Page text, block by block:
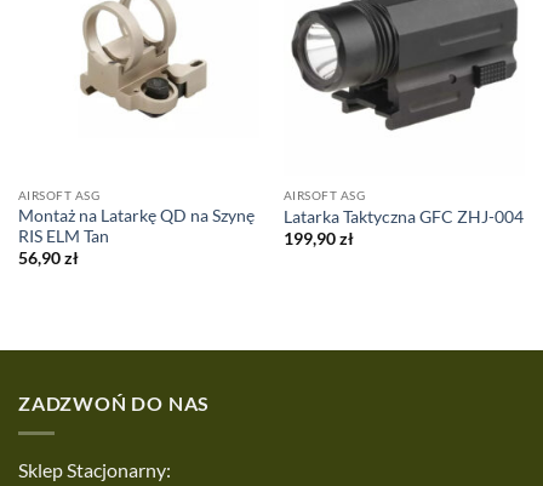
AIRSOFT ASG
Montaż na Latarkę QD na Szynę
RIS ELM Tan
56,90zł
AIRSOFT ASG
Latarka Taktyczna GFC ZHJ-004
199,90zł
ZADZWOŃ DO NAS
Sklep Stacjonarny: